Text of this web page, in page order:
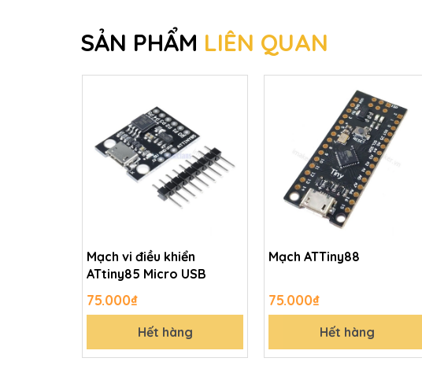
SẢN PHẨM LIÊN QUAN
Mạch vi điều khiển
ATtiny85 Micro USB
75.000₫
Hết hàng
Mạch ATTiny88
75.000₫
Hết hàng